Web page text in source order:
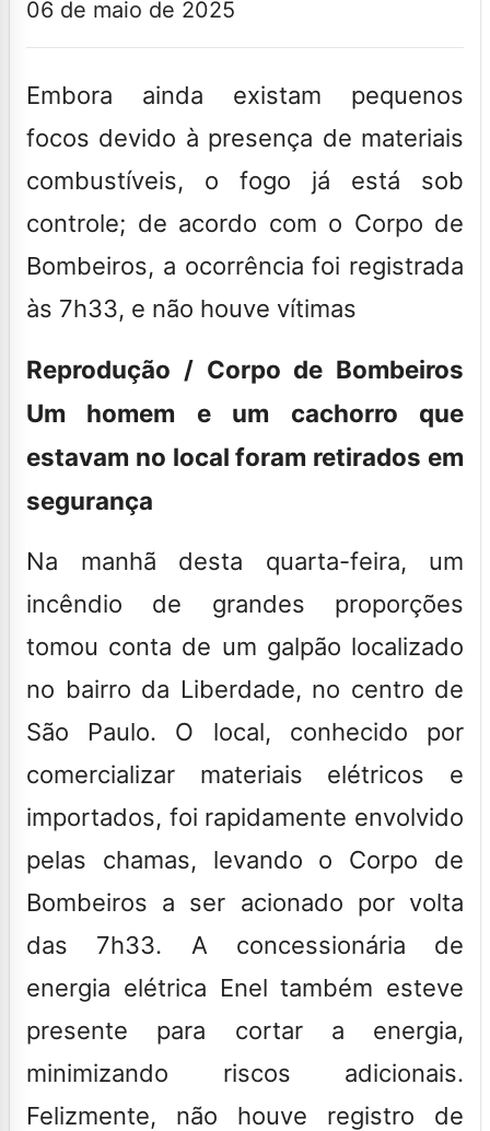
06 de maio de 2025
Embora ainda existam pequenos
focos devido à presença de materiais
combustíveis, o fogo já está sob
controle; de acordo com o Corpo de
Bombeiros, a ocorrência foi registrada
às 7h33, e não houve vítimas
Reprodução / Corpo de Bombeiros
Um homem e um cachorro que
estavam no local foram retirados em
segurança
Na manhã desta quarta-feira, um
incêndio de grandes proporções
tomou conta de um galpão localizado
no bairro da Liberdade, no centro de
São Paulo. O local, conhecido por
comercializar materiais elétricos e
importados, foi rapidamente envolvido
pelas chamas, levando o Corpo de
Bombeiros a ser acionado por volta
das 7h33. A concessionária de
energia elétrica Enel também esteve
presente para cortar a energia,
minimizando riscos adicionais.
Felizmente, não houve registro de